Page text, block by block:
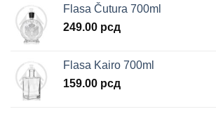
Flasa Čutura 700ml
249.00 рсд
Flasa Kairo 700ml
159.00 рсд